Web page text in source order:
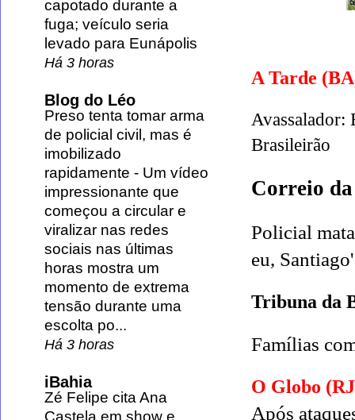
A Tarde
Avassalador:
Brasileirão
Correio
Policial
eu, Santiago'
Tribuna da
Famílias
O Globo
Após
capotado durante a
fuga; veículo seria
levado para Eunápolis
Há 3 horas
Blog do Léo
Preso tenta tomar arma
de policial civil, mas é
imobilizado
rapidamente - Um vídeo
impressionante que
começou a circular e
viralizar nas redes
sociais nas últimas
horas mostra um
momento de extrema
tensão durante uma
escolta po...
Há 3 horas
iBahia
Zé Felipe cita Ana